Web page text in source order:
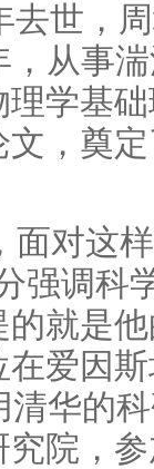
去世，
从事
学基
，奠
面对这
强调科
就是
爱因
清华的
院，